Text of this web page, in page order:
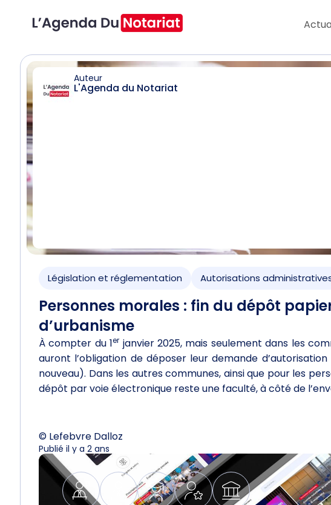
Auteur
L'Agenda du Notariat
Législation et réglementation Autorisations
Personnes morales : fin du dépôt
d’urbanisme
À compter du 1er janvier 2025, mais seulement dans les
auront l’obligation de déposer leur demande
nouveau). Dans les autres communes, ainsi que pour les
dépôt par voie électronique reste une faculté, à côté de
© Lefebvre Dalloz
Publié il y a 2 ans